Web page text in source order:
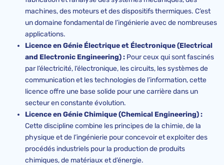
machines, des moteurs et des dispositifs thermiques. C’est
un domaine fondamental de l’ingénierie avec de nombreuses
applications.
Licence en Génie Électrique et Électronique (Electrical
and Electronic Engineering) : Pour ceux qui sont fascinés
par l’électricité, l’électronique, les circuits, les systèmes de
communication et les technologies de l’information, cette
licence offre une base solide pour une carrière dans un
secteur en constante évolution.
Licence en Génie Chimique (Chemical Engineering) :
Cette discipline combine les principes de la chimie, de la
physique et de l’ingénierie pour concevoir et exploiter des
procédés industriels pour la production de produits
chimiques, de matériaux et d’énergie.